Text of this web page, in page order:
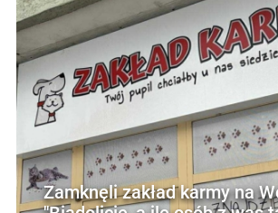
Zamknęli zakład karmy na